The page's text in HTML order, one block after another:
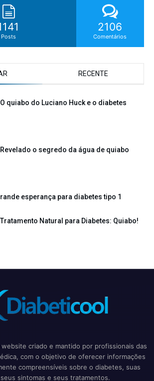
Posts
2106
Comentários
RECENTE
O quiabo do Luciano Huck e o diabetes
Revelado o segredo da água de quiabo
esperança para diabetes tipo 1
Tratamento Natural para Diabetes: Quiabo!
website criado e mantido por profissionais das
com o objetivo de oferecer informações
compreensíveis sobre o diabetes, suas
sintomas e seus tratamentos.